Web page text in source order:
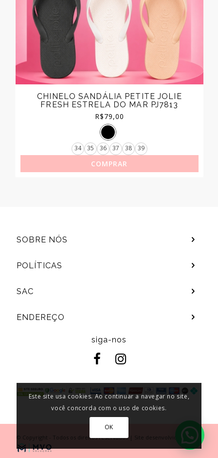
CHINELO SANDÁLIA PETITE JOLIE
FRESH ESTRELA DO MAR PJ7813
R$79,00
34 35 36 37 38 39
COMPRAR
SOBRE NÓS
POLÍTICAS
SAC
ENDEREÇO
siga-nos
© Copyright - Todos os direitos reservados | Site desenvolvido por
Este site usa cookies. Ao continuar a navegar no site,
você concorda com o uso de cookies.
OK